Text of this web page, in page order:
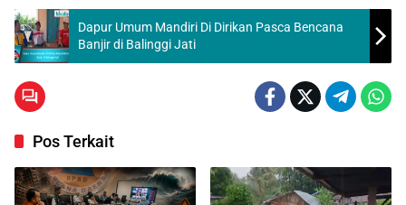
Dapur Umum Mandiri Di Dirikan Pasca Bencana
Banjir di Balinggi Jati
Pos Terkait